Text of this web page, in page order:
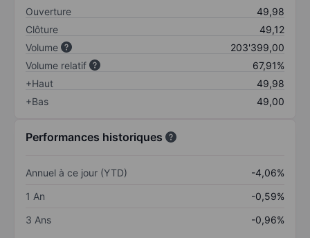
Ouverture
49,98
Clôture
49,12
Volume
203'399,00
Volume relatif
67,91%
+Haut
49,98
+Bas
49,00
Performances historiques
Annuel à ce jour (YTD)
-4,06%
1 An
-0,59%
3 Ans
-0,96%